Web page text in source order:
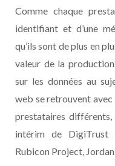
Comme chaque
identifiant et d’une
qu’ils sont de plus en
valeur de la
sur les données au
web se retrouvent
prestataires
intérim de DigiTrust
Rubicon Project,